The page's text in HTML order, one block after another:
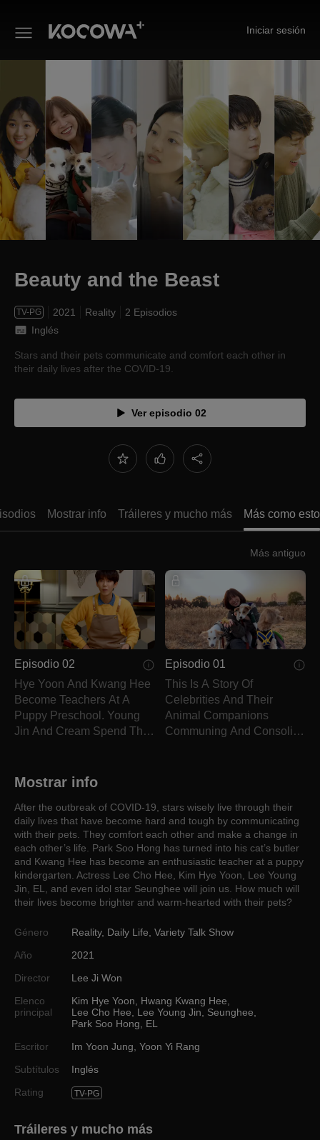
Iniciar sesión
Beauty and the Beast
Beauty and the Beast
TV-PG 2021 Reality
2 Episodios
Inglés
Stars and their pets communicate and comfort each other in
their daily lives after the COVID-19.
Ver episodio 02
Mostrar info Tráileres y mucho más Más como esto
Más antiguo
Episodio 02
Hye Yoon And Kwang Hee
Become Teachers At A
Puppy Preschool. Young
Jin And Cream Spend The
Episodio 01
This Is A Story Of
Celebrities And Their
Animal Companions
Communing And Consoling
Mostrar info
After the outbreak of COVID-19, stars wisely live through their
daily lives that have become hard and tough by communicating
with their pets. They comfort each other and make a change in
each other’s life. Park Soo Hong has turned into his cat’s butler
and Kwang Hee has become an enthusiastic teacher at a puppy
kindergarten. Actress Lee Cho Hee, Kim Hye Yoon, Lee Young
Jin, EL, and even idol star Seunghee will join us. How much will
their lives become brighter and warm-hearted with their pets?
Género Reality, Daily Life Variety Talk Show
Año
2021
Director
Lee Ji Won
Elenco
principal
Kim Hye Yoon Hwang Kwang Hee
Lee Cho Hee
Lee Young Jin Seunghee
Park Soo Hong
EL
Escritor
Im Yoon Jung Yoon Yi Rang
Subtítulos
Inglés
Rating
TV-PG
Tráileres y mucho más